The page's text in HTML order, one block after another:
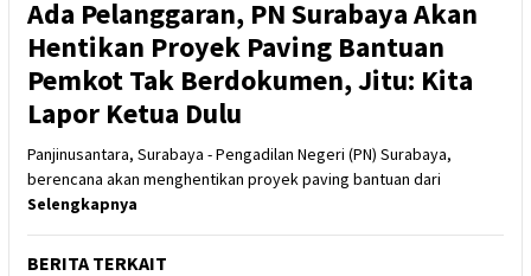
Ada Pelanggaran, PN Surabaya Akan
Hentikan Proyek Paving Bantuan
Pemkot Tak Berdokumen, Jitu: Kita
Lapor Ketua Dulu
Panjinusantara, Surabaya - Pengadilan Negeri (PN) Surabaya,
berencana akan menghentikan proyek paving bantuan dari
Selengkapnya
BERITA TERKAIT